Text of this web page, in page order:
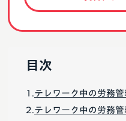
目次
テレワーク中の労務
テレワーク中の労務